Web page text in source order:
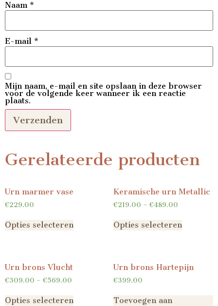
Naam *
E-mail *
Mijn naam, e-mail en site opslaan in deze browser
voor de volgende keer wanneer ik een reactie
plaats.
Gerelateerde producten
Urn marmer vase
€229.00
Opties selecteren
Keramische urn Metallic
€219.00 – €489.00
Opties selecteren
Urn brons Vlucht
€309.00 – €569.00
Opties selecteren
Urn brons Hartepijn
€399.00
Toevoegen aan